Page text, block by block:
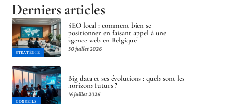
Derniers articles
STRATÉGIE
SEO local : comment bien se
positionner en faisant appel à une
agence web en Belgique
30 juillet 2026
CONSEILS
Big data et ses évolutions : quels sont les
horizons futurs ?
16 juillet 2026